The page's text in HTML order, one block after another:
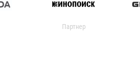
Партнер